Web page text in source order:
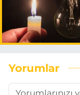
Yorumlar